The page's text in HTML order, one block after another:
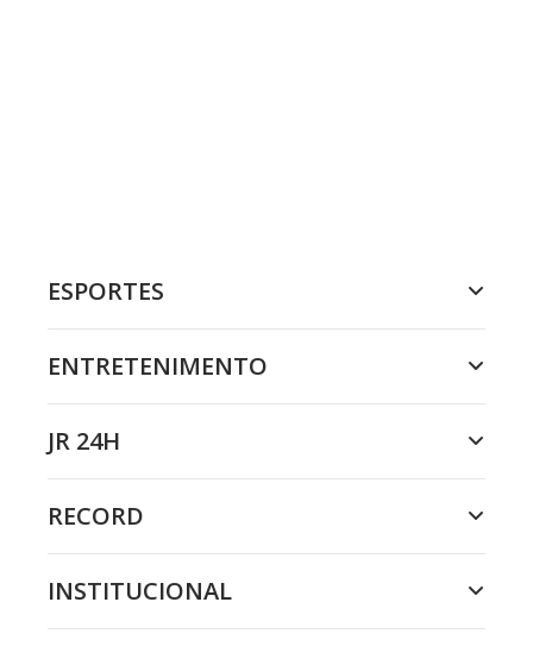
ESPORTES
ENTRETENIMENTO
JR 24H
RECORD
INSTITUCIONAL